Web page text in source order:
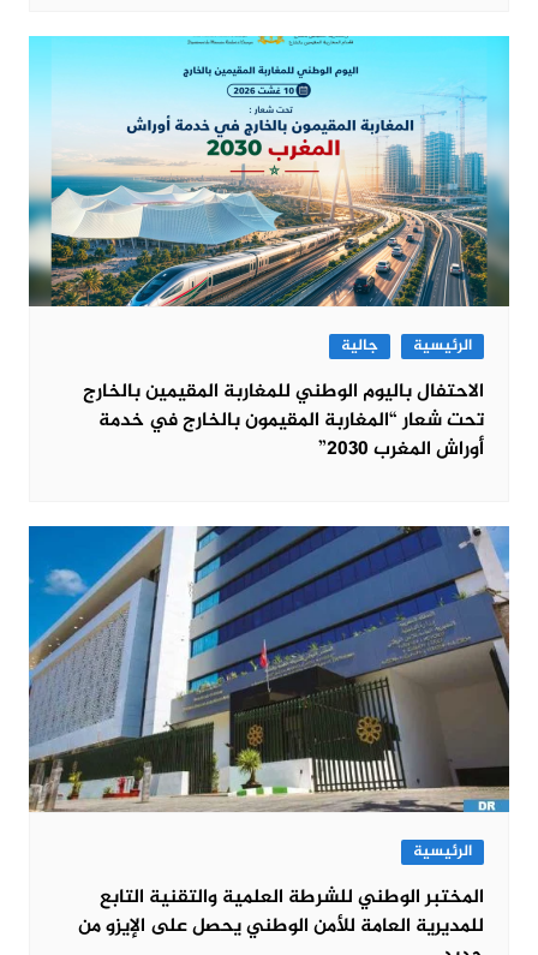
الرئيسية جالية
الاحتفال باليوم الوطني للمغاربة المقيمين بالخارج
تحت شعار “المغاربة المقيمون بالخارج في خدمة
أوراش المغرب 2030”
الرئيسية
المختبر الوطني للشرطة العلمية والتقنية التابع
للمديرية العامة للأمن الوطني يحصل على الإيزو من